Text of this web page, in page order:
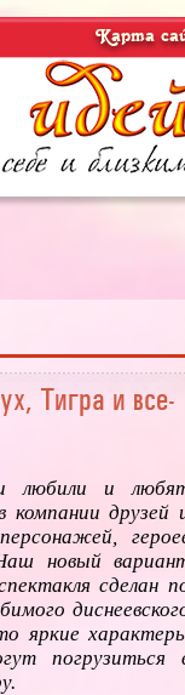
Карта
Тигра и все-
любили и
компании друзей
новый
сделан
яркие
погрузиться